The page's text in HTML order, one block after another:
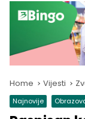
Home Vijesti
Najnovije